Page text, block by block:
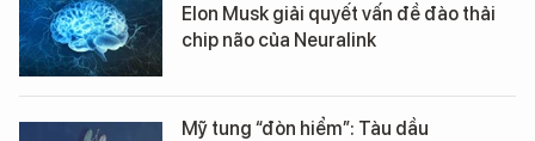
Elon Musk giải quyết vấn đề đào thải
chip não của Neuralink
Mỹ tung “đòn hiểm”: Tàu dầu